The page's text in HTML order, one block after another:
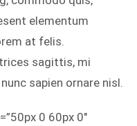
elementum
at felis.
sagittis, mi
sapien ornare nisl.
0 60px 0″